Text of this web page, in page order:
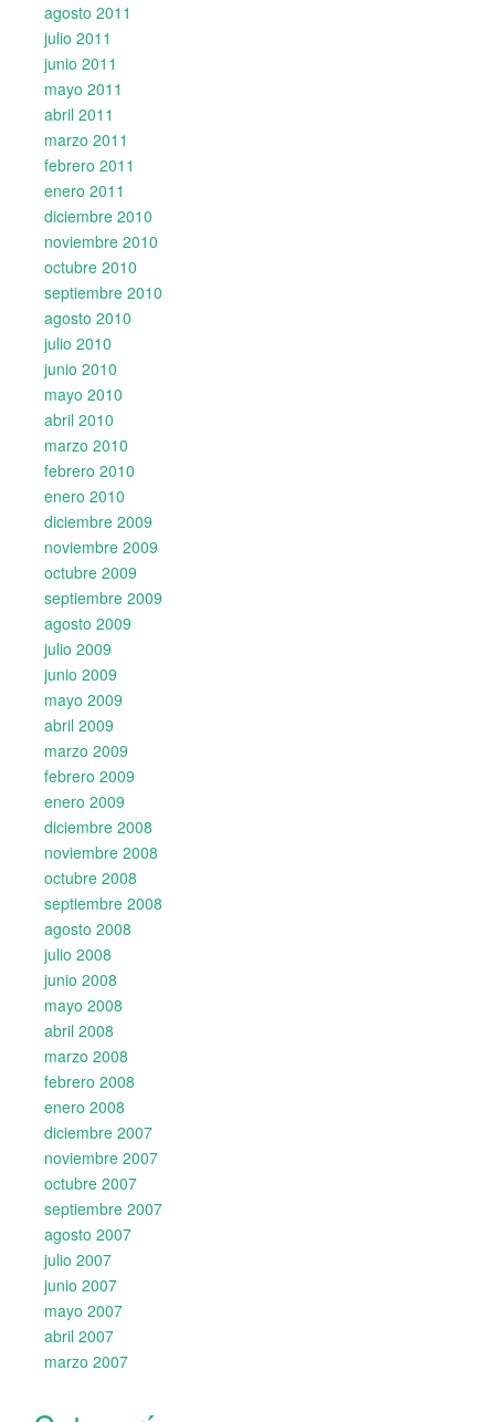
agosto 2011
julio 2011
junio 2011
mayo 2011
abril 2011
marzo 2011
febrero 2011
enero 2011
diciembre 2010
noviembre 2010
octubre 2010
septiembre 2010
agosto 2010
julio 2010
junio 2010
mayo 2010
abril 2010
marzo 2010
febrero 2010
enero 2010
diciembre 2009
noviembre 2009
octubre 2009
septiembre 2009
agosto 2009
julio 2009
junio 2009
mayo 2009
abril 2009
marzo 2009
febrero 2009
enero 2009
diciembre 2008
noviembre 2008
octubre 2008
septiembre 2008
agosto 2008
julio 2008
junio 2008
mayo 2008
abril 2008
marzo 2008
febrero 2008
enero 2008
diciembre 2007
noviembre 2007
octubre 2007
septiembre 2007
agosto 2007
julio 2007
junio 2007
mayo 2007
abril 2007
marzo 2007